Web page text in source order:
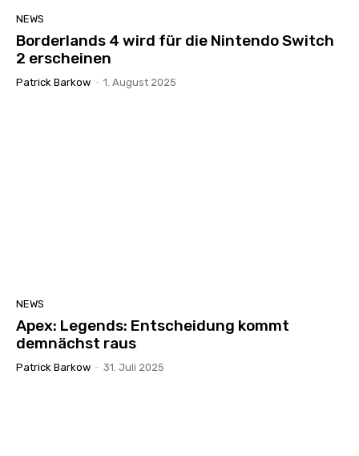
NEWS
Borderlands 4 wird für die Nintendo Switch
2 erscheinen
Patrick Barkow - 1. August 2025
NEWS
Apex: Legends: Entscheidung kommt
demnächst raus
Patrick Barkow - 31. Juli 2025